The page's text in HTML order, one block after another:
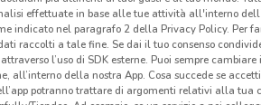
effettuate in base alle tue attività all'interno
indicato nel paragrafo 2 della Privacy Policy. Per
raccolti a tale fine. Se dai il tuo consenso
l’uso di SDK esterne. Puoi sempre
all’interno della nostra App. Cosa succede se
potranno trattare di argomenti relativi alla tua